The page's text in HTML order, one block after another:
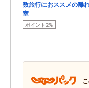
数旅行におススメの離
室
ポイント2%